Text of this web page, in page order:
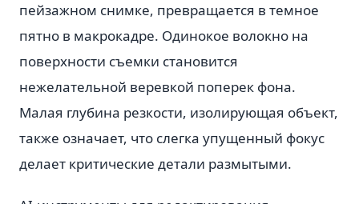
пейзажном снимке, превращается в темное
пятно в макрокадре. Одинокое волокно на
поверхности съемки становится
нежелательной веревкой поперек фона.
Малая глубина резкости, изолирующая объект,
также означает, что слегка упущенный фокус
делает критические детали размытыми.